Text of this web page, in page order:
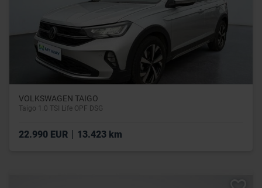
VOLKSWAGEN TAIGO
Taigo 1.0 TSI Life OPF DSG
22.990 EUR | 13.423 km